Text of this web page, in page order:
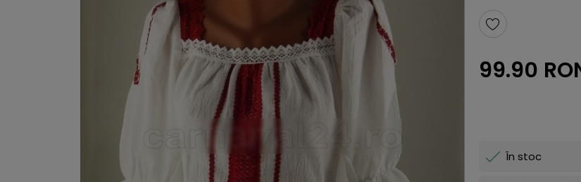
99.90
În stoc